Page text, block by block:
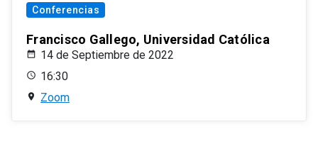
Conferencias
Francisco Gallego, Universidad Católica
14 de Septiembre de 2022
16:30
Zoom